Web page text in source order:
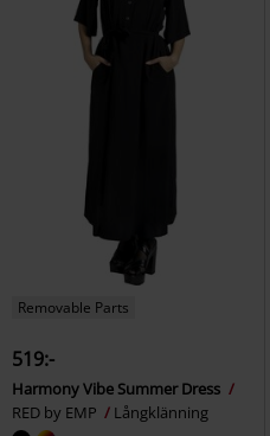
Removable Parts
519:-
Harmony Vibe Summer Dress
RED by EMP
Långklänning